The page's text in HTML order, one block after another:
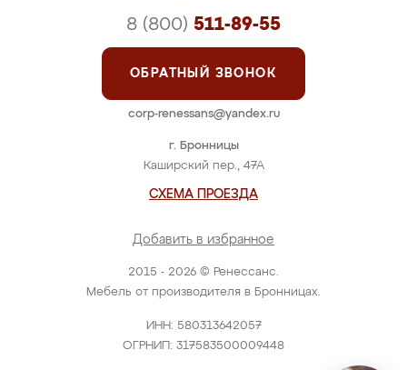
2015 - 2026 © Ренессанс.
Мебель от производителя в Бронницах.
ИНН: 580313642057
ОГРНИП: 317583500009448
г. Бронницы
Каширский пер., 47А
СХЕМА ПРОЕЗДА
Добавить в избранное
8 (800) 511-89-55
ОБРАТНЫЙ ЗВОНОК
corp-renessans@yandex.ru